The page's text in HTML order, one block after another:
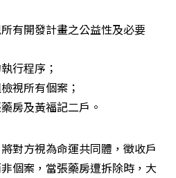
有開發計畫之公益性及必要
行程序；
視所有個案；
房及黃福記二戶。
對方視為命運共同體，徵收戶
個案，當張藥房遭拆除時，大